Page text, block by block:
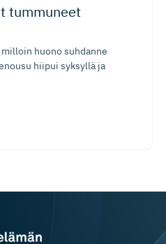
tummuneet
huono suhdanne
hiipui syksyllä ja